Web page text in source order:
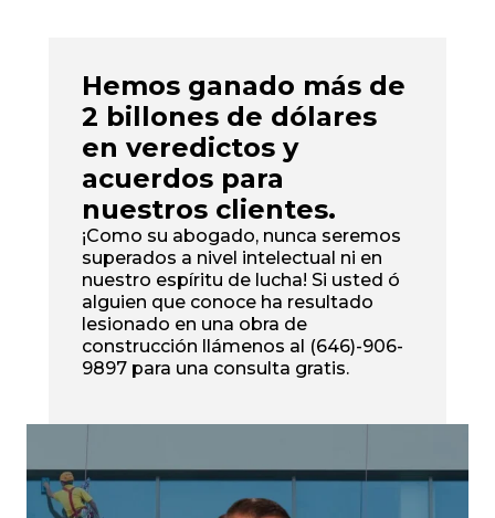
Hemos ganado más de
2 billones de dólares
en veredictos y
acuerdos para
nuestros clientes.
¡Como su abogado, nunca seremos
superados a nivel intelectual ni en
nuestro espíritu de lucha! Si usted ó
alguien que conoce ha resultado
lesionado en una obra de
construcción llámenos al (646)-906-
9897 para una consulta gratis.